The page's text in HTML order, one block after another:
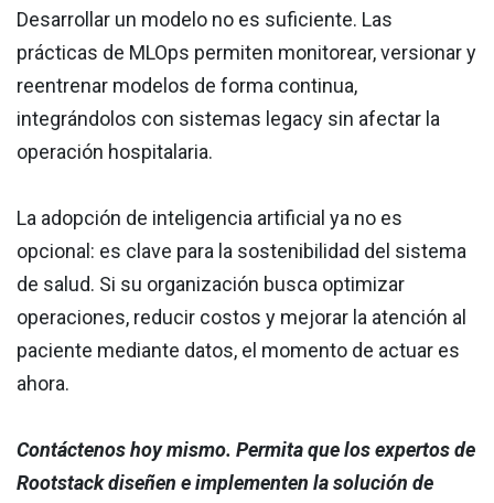
Desarrollar un modelo no es suficiente. Las
prácticas de MLOps permiten monitorear, versionar y
reentrenar modelos de forma continua,
integrándolos con sistemas legacy sin afectar la
operación hospitalaria.
La adopción de inteligencia artificial ya no es
opcional: es clave para la sostenibilidad del sistema
de salud. Si su organización busca optimizar
operaciones, reducir costos y mejorar la atención al
paciente mediante datos, el momento de actuar es
ahora.
Contáctenos hoy mismo. Permita que los expertos de
Rootstack diseñen e implementen la solución de